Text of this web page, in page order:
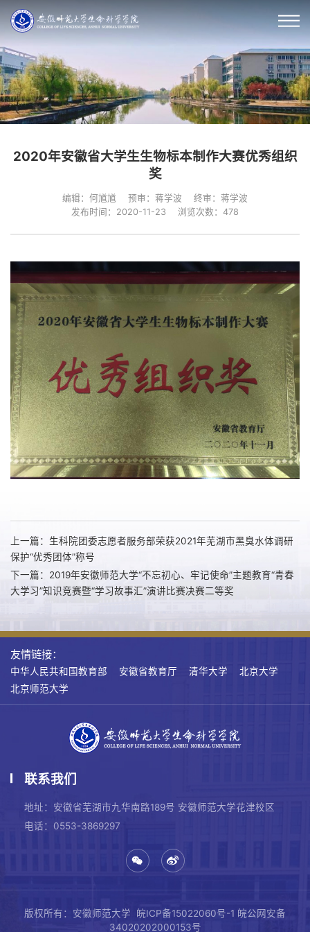
2020年安徽省大学生生物标本制作大赛优秀组织
奖
编辑：何馗馗 预审：蒋学波
终审：蒋学波
发布时间：2020-11-23
浏览次数： 478
上一篇：生科院团委志愿者服务部荣获2021年芜湖市黑臭水体调研
保护“优秀团体”称号
下一篇：2019年安徽师范大学“不忘初心、牢记使命”主题教育“青春
大学习”知识竞赛暨“学习故事汇”演讲比赛决赛二等奖
友情链接：
中华人民共和国教育部 安徽省教育厅 清华大学
北京大学
北京师范大学
联系我们
地址：安徽省芜湖市九华南路189号 安徽师范大学花津校区
电话：0553-3869297
版权所有：安徽师范大学 皖ICP备15022060号-1 皖公网安备
34020202000153号